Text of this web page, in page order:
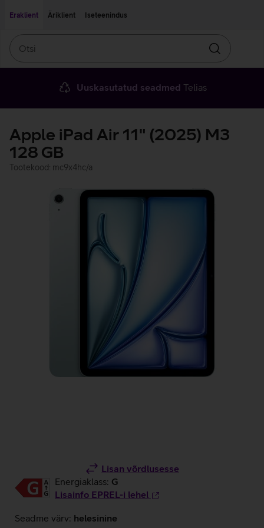
Eraklient
Äriklient Iseteenindus
Otsin
Uuskasutatud seadmed Telias
Apple iPad Air 11" (2025) M3
128 GB
Tootekood: mc9x4hc/a
Lisan võrdlusesse
Energiaklass: G
Lisainfo EPREL-i lehel
Seadme värv: helesinine